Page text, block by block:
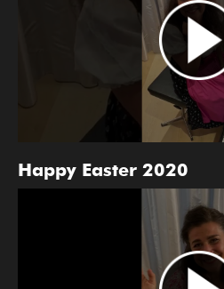
Happy Easter 2020